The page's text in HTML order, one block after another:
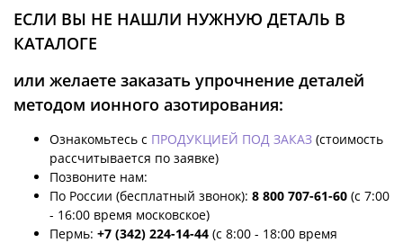
ЕСЛИ ВЫ НЕ НАШЛИ НУЖНУЮ ДЕТАЛЬ В
КАТАЛОГЕ
или желаете заказать упрочнение деталей
методом ионного азотирования:
Ознакомьтесь с ПРОДУКЦИЕЙ ПОД ЗАКАЗ (стоимость
рассчитывается по заявке)
Позвоните нам:
По России (бесплатный звонок): 8 800 707-61-60 (с 7:00
- 16:00 время московское)
Пермь: +7 (342) 224-14-44 (с 8:00 - 18:00 время